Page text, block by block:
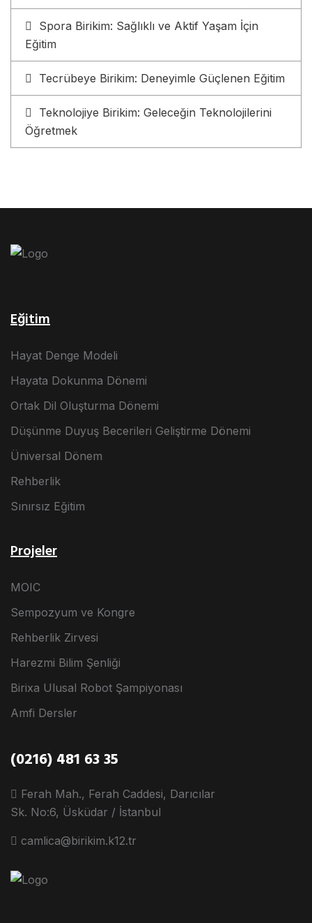
Spora Birikim: Sağlıklı ve Aktif Yaşam İçin
Eğitim
Tecrübeye Birikim: Deneyimle Güçlenen Eğitim
Teknolojiye Birikim: Geleceğin Teknolojilerini
Öğretmek
Eğitim
Hayat Denge Modeli
Hayata Dokunma Dönemi
Ortak Dil Oluşturma Dönemi
Düşünme Duyuş Becerileri Geliştirme Dönemi
Üniversal Dönem
Rehberlik
Sınırsız Eğitim
Projeler
MOIC
Sempozyum ve Kongre
Rehberlik Zirvesi
Harezmi Bilim Şenliği
Birixa Ulusal Robot Şampiyonası
Amfi Dersler
(0216) 481 63 35
Ferah Mah., Ferah Caddesi, Darıcılar
Sk. No:6, Üsküdar / İstanbul
camlica@birikim.k12.tr